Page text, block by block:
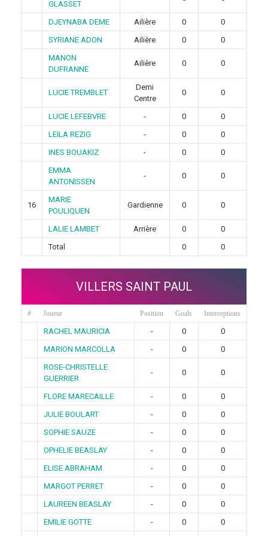
GLASSET
DJEYNABA DEME Ailière 0
0
SYRIANE ADON
Ailière 0
0
MANON
DUFRANNE
Ailière 0 0
LUCIE TREMBLET
Demi
Centre
0 0
LUCIE LEFEBVRE - 0
0
LEILA REZIG
- 0
0
INES BOUAKIZ
- 0
0
EMMA
ANTONISSEN
- 0 0
16
MARIE
POULIQUEN
Gardienne 0 0
LALIE LAMBET Arrière 0
0
Total
0 0
VILLERS SAINT PAUL
# Joueur Position Goals Interceptions
RACHEL MAURICIA - 0
0
MARION MARCOLLA
- 0
0
ROSE-CHRISTELLE
GUERRIER
- 0 0
FLORE MARECAILLE - 0
0
JULIE BOULART
- 0
0
SOPHIE SAUZE
- 0
0
OPHELIE BEASLAY
- 0
0
ELISE ABRAHAM
- 0
0
MARGOT PERRET
- 0
0
LAUREEN BEASLAY
- 0
0
EMILIE GOTTE
- 0
0